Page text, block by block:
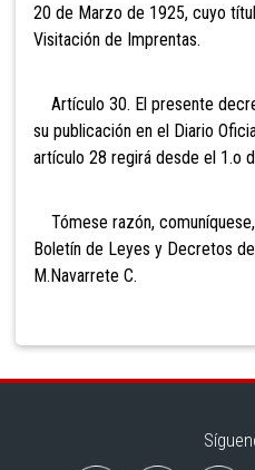
20 de Marzo de 1925, cuyo
Visitación de Imprentas.
Artículo 30. El presente
su publicación en el Diario
artículo 28 regirá desde el 1.o
Tómese razón,
Boletín de Leyes y Decretos
M.Navarrete C.